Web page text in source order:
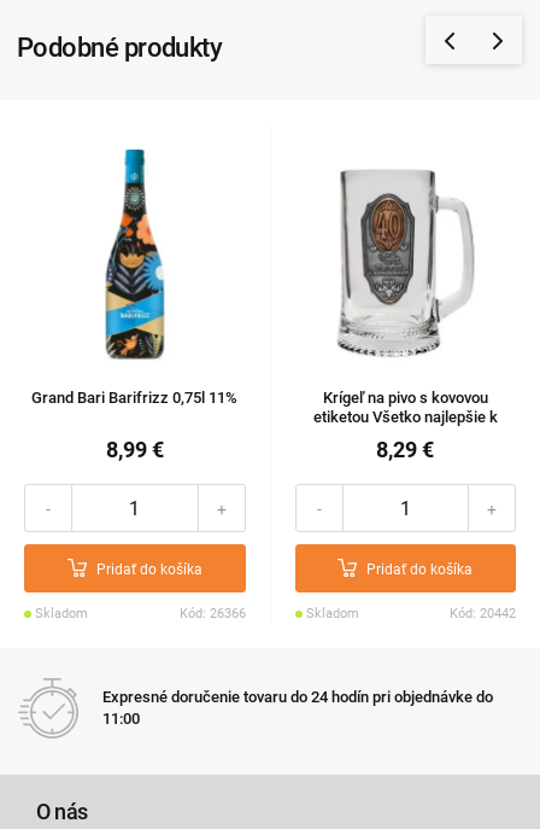
Podobné produkty
Grand Bari Barifrizz 0,75l 11%
8,99 €
- +
Pridať do košíka
Skladom Kód: 26366
Krígeľ na pivo s kovovou
etiketou Všetko najlepšie k
8,29 €
- +
Pridať do košíka
Skladom Kód: 20442
Expresné doručenie tovaru do 24 hodín pri objednávke do
11:00
O nás